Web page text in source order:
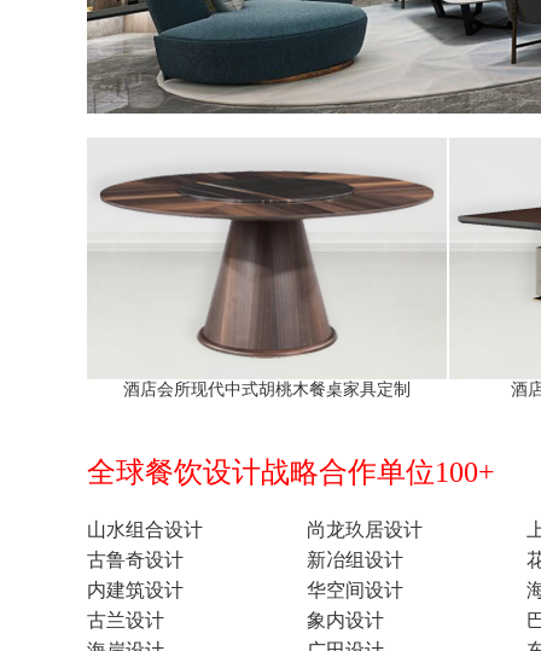
酒店会所现代中式胡桃木餐桌家具定制 酒
全球餐饮设计战略合作单位100+
山水组合设计 尚龙玖居设计
古鲁奇设计
新冶组设计
内建筑设计
华空间设计
古兰设计
象内设计